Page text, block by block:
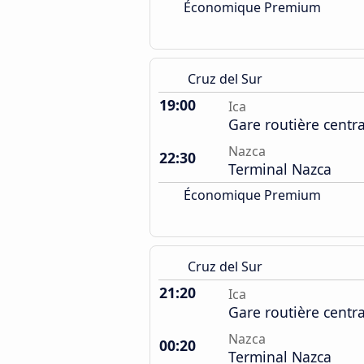
Économique Premium
Cruz del Sur
19:00 Ica
Gare routière
22:30
Nazca
Terminal Nazca
Économique Premium
Cruz del Sur
21:20 Ica
Gare routière
00:20
Nazca
Terminal Nazca